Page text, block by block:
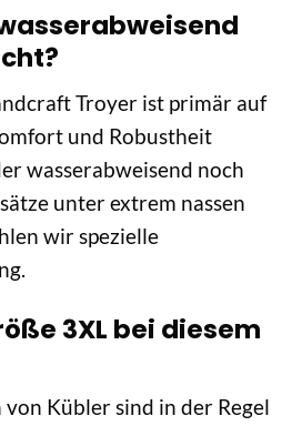
Troyer ist primär auf
und Robustheit
wasserabweisend noch
unter extrem nassen
wir spezielle
3XL bei diesem
Kübler sind in der Regel